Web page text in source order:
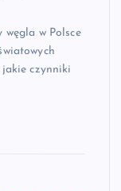
w Polsce
czynniki